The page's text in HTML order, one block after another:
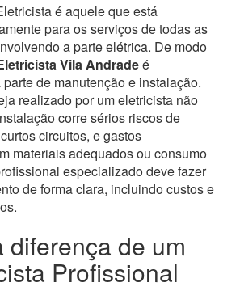
é aquele que está
para os serviços de todas as
a parte elétrica. De modo
Vila Andradeé
de manutenção e instalação.
realizado por um eletricista não
corre sérios riscos de
circuitos, e gastos
materiais adequados ou consumo
especializado deve fazer
de forma clara, incluindo custos e
diferença de um
Profissional